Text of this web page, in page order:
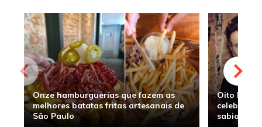
Onze hamburguerias que fazem as
melhores batatas fritas artesanais de
São Paulo
Oito
sabia